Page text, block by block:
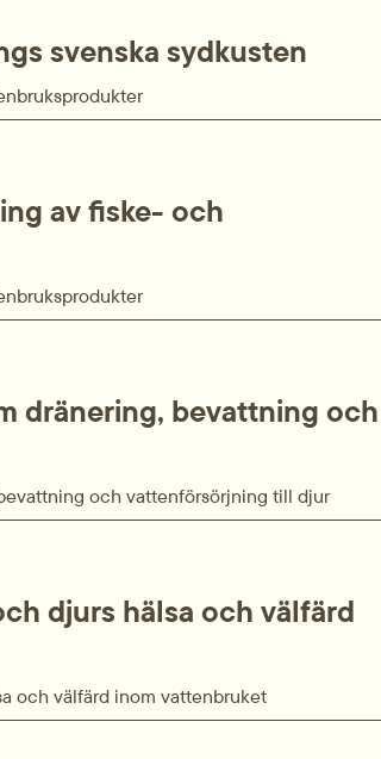
svenska sydkusten
av fiske- och
dränering, bevattning och
och vattenförsörjning till djur
djurs hälsa och välfärd
och välfärd inom vatten­bruket